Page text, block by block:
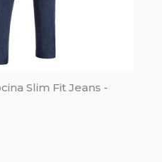
Slim Fit Jeans -